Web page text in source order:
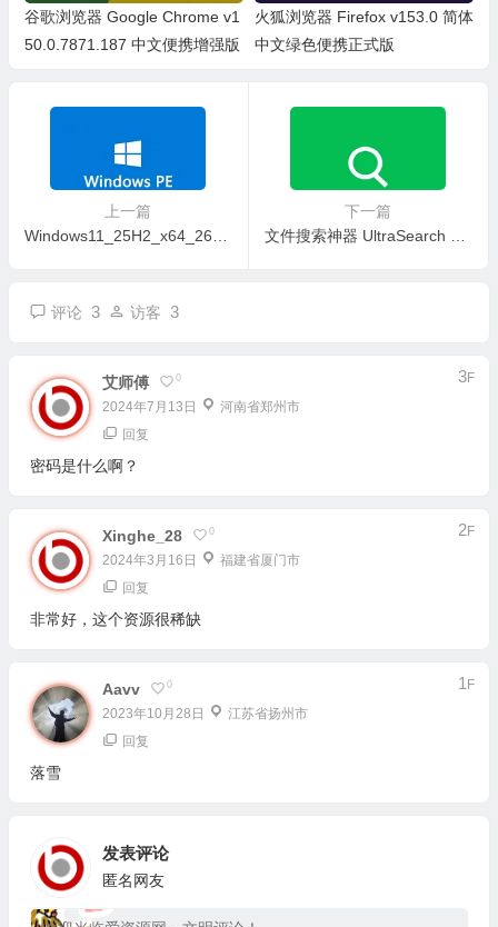
谷歌浏览器 Google Chrome v1
50.0.7871.187 中文便携增强版
火狐浏览器 Firefox v153.0 简体
中文绿色便携正式版
上一篇
下一篇
评论 3 访客 3
艾师傅 0
2024年7月13日 河南省郑州市
3F
回复
密码是什么啊？
Xinghe_28 0
2024年3月16日 福建省厦门市
2F
回复
非常好，这个资源很稀缺
Aavv 0
2023年10月28日 江苏省扬州市
1 F
回复
落雪
发表评论
匿名网友